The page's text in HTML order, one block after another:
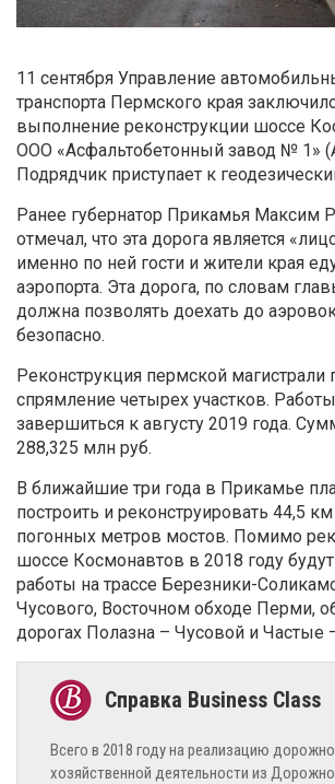
11 сентября Управление
транспорта Пермского края
выполнение реконструкции шоссе
ООО «Асфальтобетонный завод № 1»
Подрядчик приступает к
Ранее губернатор Прикамья Максим
отмечал, что эта дорога является
именно по ней гости и жители края
аэропорта. Эта дорога, по словам
должна позволять доехать до
безопасно.
Реконструкция пермской магистрали
спрямление четырех участков.
завершиться к августу 2019 года.
288,325 млн руб.
В ближайшие три года в Прикамье
построить и реконструировать 44,5
погонных метров мостов. Помимо
шоссе Космонавтов в 2018 году
работы на трассе Березники-
Чусового, Восточном обходе Перми,
дорогах Полазна – Чусовой и Частые
Всего в 2018 году на реализацию
хозяйственной деятельности из